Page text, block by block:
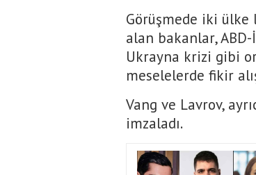
Görüşmede iki ülke
alan bakanlar,
Ukrayna krizi gibi
meselelerde fikir
Vang ve Lavrov,
imzaladı.